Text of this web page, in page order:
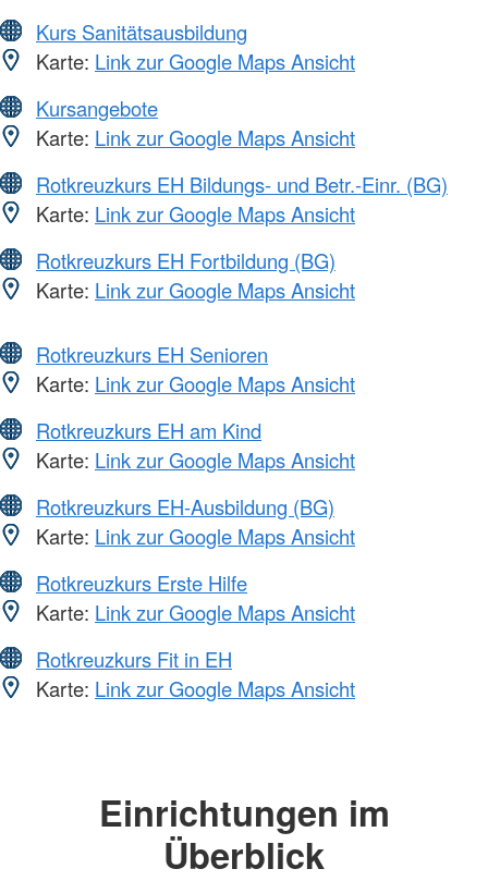
Kurs Sanitätsausbildung
Karte: Link zur Google Maps Ansicht
Kursangebote
Karte: Link zur Google Maps Ansicht
Rotkreuzkurs EH Bildungs- und Betr.-Einr. (BG)
Karte: Link zur Google Maps Ansicht
Rotkreuzkurs EH Fortbildung (BG)
Karte: Link zur Google Maps Ansicht
Rotkreuzkurs EH Senioren
Karte: Link zur Google Maps Ansicht
Rotkreuzkurs EH am Kind
Karte: Link zur Google Maps Ansicht
Rotkreuzkurs EH-Ausbildung (BG)
Karte: Link zur Google Maps Ansicht
Rotkreuzkurs Erste Hilfe
Karte: Link zur Google Maps Ansicht
Rotkreuzkurs Fit in EH
Karte: Link zur Google Maps Ansicht
Einrichtungen im
Überblick